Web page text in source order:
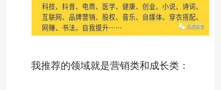
我推荐的领域就是营销类和成长类：